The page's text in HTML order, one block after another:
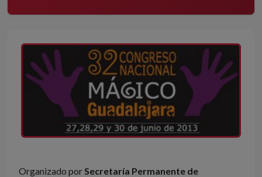
Organizado por Secretaría Permanente de